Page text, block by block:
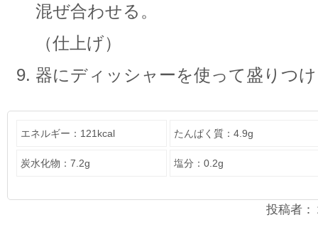
混ぜ合わせる。
（仕上げ）
器にディッシャーを使って盛りつ
エネルギー：121kcal たんぱく質：4.9g
炭水化物：7.2g 塩分：0.2g
投稿者